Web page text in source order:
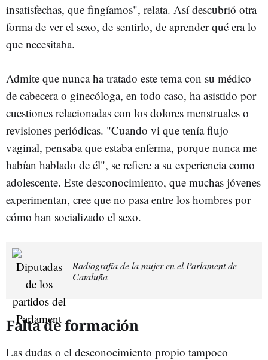
insatisfechas, que fingíamos", relata. Así descubrió otra
forma de ver el sexo, de sentirlo, de aprender qué era lo
que necesitaba.
Admite que nunca ha tratado este tema con su médico
de cabecera o ginecóloga, en todo caso, ha asistido por
cuestiones relacionadas con los dolores menstruales o
revisiones periódicas. "Cuando vi que tenía flujo
vaginal, pensaba que estaba enferma, porque nunca me
habían hablado de él", se refiere a su experiencia como
adolescente. Este desconocimiento, que muchas jóvenes
experimentan, cree que no pasa entre los hombres por
cómo han socializado el sexo.
Radiografía de la mujer en el Parlament de
Cataluña
Falta de formación
Las dudas o el desconocimiento propio tampoco